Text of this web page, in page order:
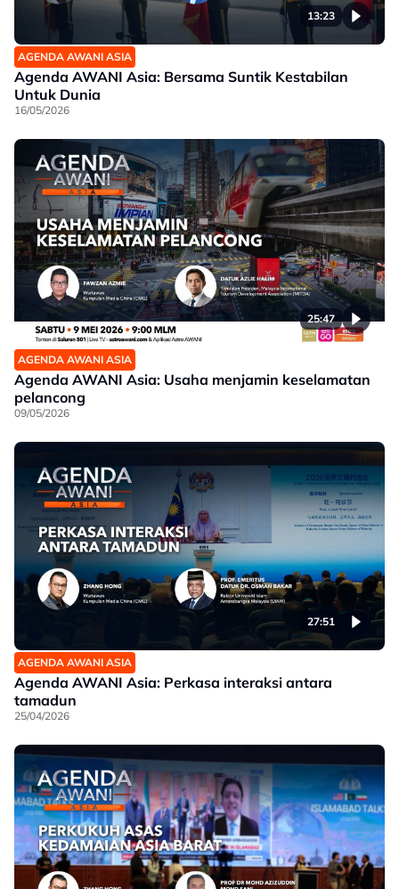
13:23
AGENDA AWANI ASIA
Agenda AWANI Asia: Bersama Suntik Kestabilan
Untuk Dunia
16/05/2026
25:47
AGENDA AWANI ASIA
Agenda AWANI Asia: Usaha menjamin keselamatan
pelancong
09/05/2026
27:51
AGENDA AWANI ASIA
Agenda AWANI Asia: Perkasa interaksi antara
tamadun
25/04/2026